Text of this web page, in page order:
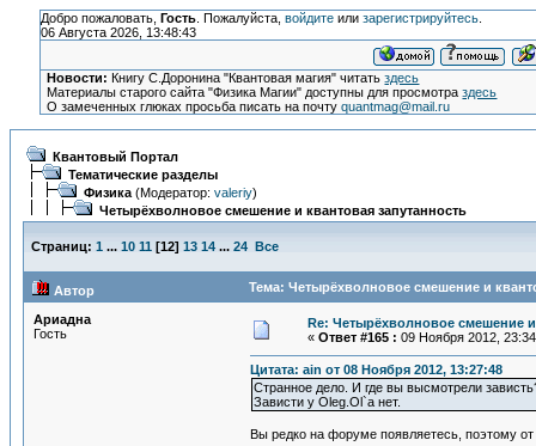
Добро пожаловать, Гость. Пожалуйста, войдитеили зарегистрируйтесь.
06 Августа 2026, 13:48:43
Новости: Книгу С.Доронина "Квантовая магия" читатьздесь
Материалы старого сайта "Физика Магии" доступны для просмотраздесь
О замеченных глюках просьба писать на почтуquantmag@mail.ru
Квантовый Портал
Тематические разделы
Физика (Модератор: valeriy)
Четырёхволновое смешение и квантовая запутанность
Страниц: 1 ... 10 11 [12] 13 14 ... 24 Все
Автор Тема: Четырёхволновое смешение и
Ариадна
Гость
Re: Четырёхволновое смешение и
« Ответ #165 : 09 Ноября 2012,
Цитата: ain от 08 Ноября 2012, 13:27:48
Странное дело. И где вы высмотрели
Зависти у Oleg.Ol`а нет.
Вы редко на форуме появляетесь, поэтому от